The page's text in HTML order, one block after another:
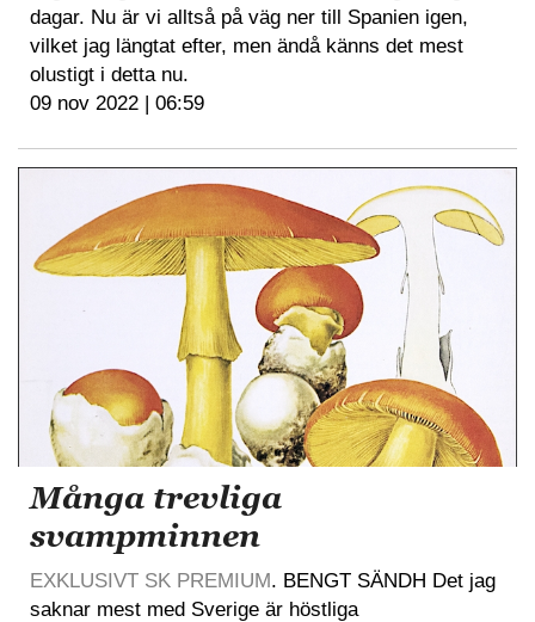
dagar. Nu är vi alltså på väg ner till Spanien igen,
vilket jag längtat efter, men ändå känns det mest
olustigt i detta nu.
09 nov 2022 | 06:59
Många trevliga
svampminnen
EXKLUSIVT SK PREMIUM. BENGT SÄNDH Det jag
saknar mest med Sverige är höstliga